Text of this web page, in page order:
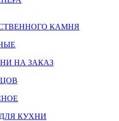
КАМНЯ
НА ЗАКАЗ
КУХНИ